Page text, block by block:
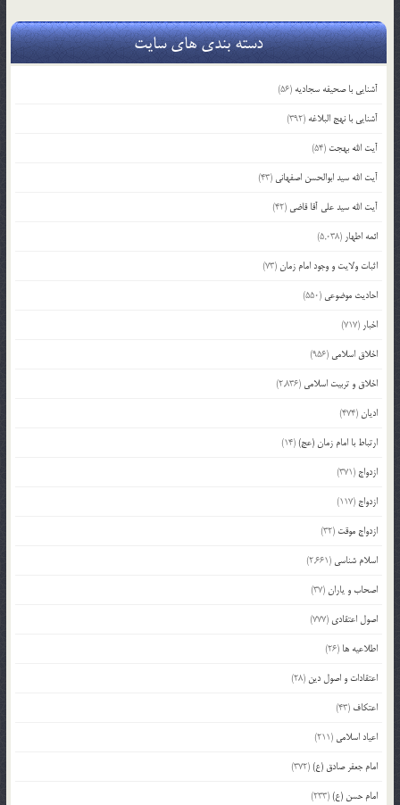
دسته بندی های سایت
آشنایی با صحیفه سجادیه (56)
آشنایی با نهج البلاغه (392)
آیت الله بهجت (54)
آیت الله سید ابوالحسن اصفهانی (43)
آیت الله سید علی آقا قاضی (42)
ائمه اطهار (5,038)
اثبات ولایت و وجود امام زمان(73)
احادیث موضوعی (550)
اخبار (717)
اخلاق اسلامی (956)
اخلاق و تربیت اسلامی (2,836)
ادیان(474)
ارتباط با امام زمان (عج)(14)
ازدواج (371)
ازدواج (117)
ازدواج موقت (32)
اسلام شناسی (2,661)
اصحاب و یاران(37)
اصول اعتقادی (777)
اطلاعیه ها (26)
اعتقادات و اصول دین (28)
اعتکاف (43)
اعیاد اسلامی (211)
امام جعفر صادق (ع)(372)
امام حسن (ع)(233)